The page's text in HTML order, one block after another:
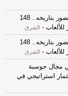
أعلى معدل حضور بتاريخه.. 148
- الشرق
أعلى معدل حضور بتاريخه.. 148
- الشرق
مجال حوسبة
استراتيجي في